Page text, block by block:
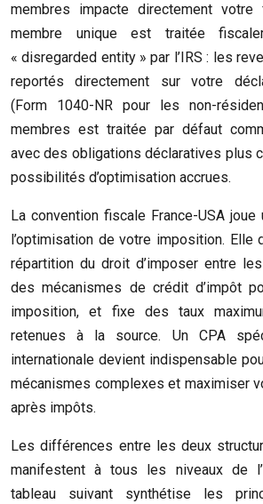
membres impacte directement
membre unique est traitée
« disregarded entity » par l’IRS : les
reportés directement sur votre
(Form 1040-NR pour les non-
membres est traitée par défaut
avec des obligations déclaratives plus
possibilités d’optimisation accrues.
La convention fiscale France-USA
l’optimisation de votre imposition.
répartition du droit d’imposer entre
des mécanismes de crédit d’impôt
imposition, et fixe des taux
retenues à la source. Un CPA
internationale devient indispensable
mécanismes complexes et maximiser
après impôts.
Les différences entre les deux
manifestent à tous les niveaux de
tableau suivant synthétise les